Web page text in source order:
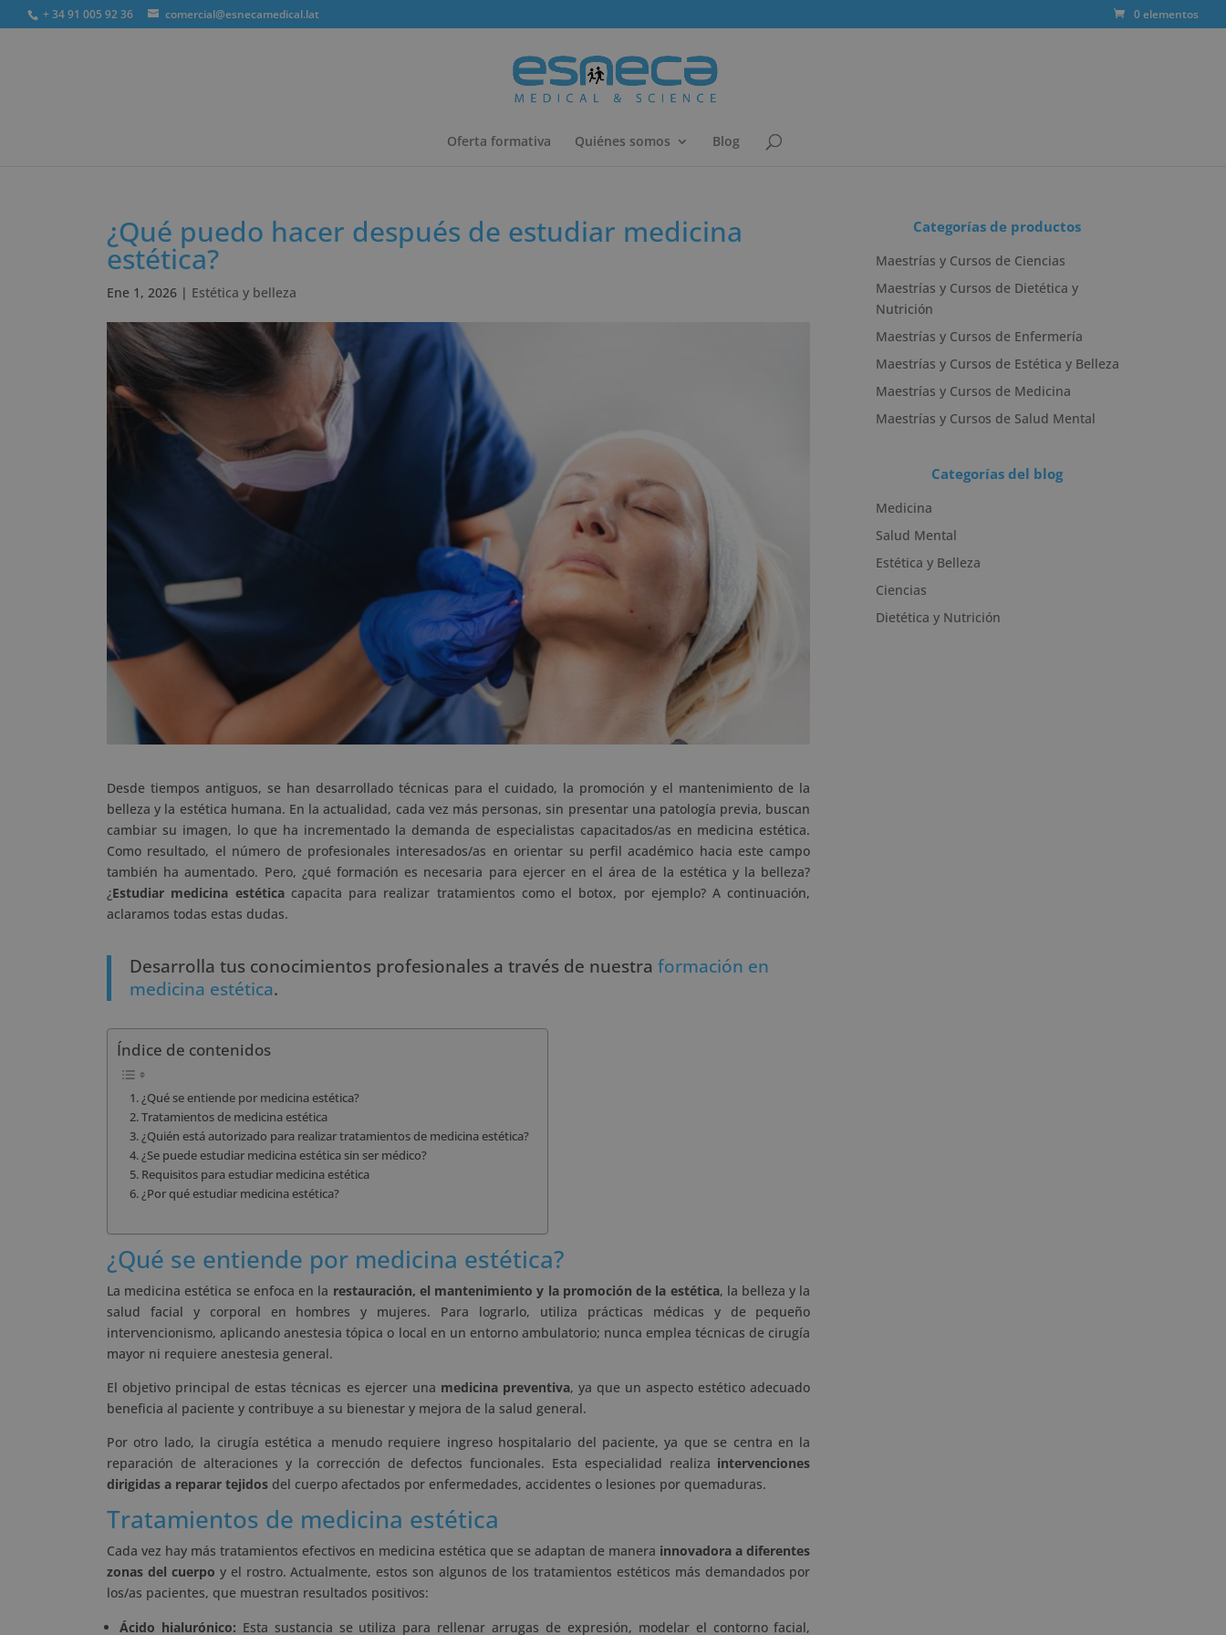
+ 34 91 005 92 36 comercial@esnecamedical.lat 0 elementos
Oferta formativa Quiénes somos Blog
Búsqueda
¿Qué puedo hacer después de estudiar medicina
estética?
Ene 1, 2026 | Estética y belleza
Desde tiempos antiguos, se han desarrollado técnicas para el cuidado, la promoción y el mantenimiento de la
belleza y la estética humana. En la actualidad, cada vez más personas, sin presentar una patología previa, buscan
cambiar su imagen, lo que ha incrementado la demanda de especialistas capacitados/as en medicina estética.
Como resultado, el número de profesionales interesados/as en orientar su perfil académico hacia este campo
también ha aumentado. Pero, ¿qué formación es necesaria para ejercer en el área de la estética y la belleza?
¿Estudiar medicina estéticacapacita para realizar tratamientos como el botox, por ejemplo? A continuación,
aclaramos todas estas dudas.
Desarrolla tus conocimientos profesionales a través de nuestra formación en
medicina estética.
Índice de contenidos
¿Qué se entiende por medicina estética?
Tratamientos de medicina estética
¿Quién está autorizado para realizar tratamientos de medicina estética?
¿Se puede estudiar medicina estética sin ser médico?
Requisitos para estudiar medicina estética
¿Por qué estudiar medicina estética?
¿Qué se entiende por medicina estética?
La medicina estética se enfoca en la restauración, el mantenimiento y la promoción de la estética, la belleza y la
salud facial y corporal en hombres y mujeres. Para lograrlo, utiliza prácticas médicas y de pequeño
intervencionismo, aplicando anestesia tópica o local en un entorno ambulatorio; nunca emplea técnicas de cirugía
mayor ni requiere anestesia general.
El objetivo principal de estas técnicas es ejercer una medicina preventiva, ya que un aspecto estético adecuado
beneficia al paciente y contribuye a su bienestar y mejora de la salud general.
Por otro lado, la cirugía estética a menudo requiere ingreso hospitalario del paciente, ya que se centra en la
reparación de alteraciones y la corrección de defectos funcionales. Esta especialidad realiza intervenciones
dirigidas a reparar tejidos del cuerpo afectados por enfermedades, accidentes o lesiones por quemaduras.
Tratamientos de medicina estética
Cada vez hay más tratamientos efectivos en medicina estética que se adaptan de manera innovadora a diferentes
zonas del cuerpo y el rostro. Actualmente, estos son algunos de los tratamientos estéticos más demandados por
los/as pacientes, que muestran resultados positivos:
Ácido hialurónico: Esta sustancia se utiliza para rellenar arrugas de expresión, modelar el contorno facial,
Categorías de productos
Maestrías y Cursos de Ciencias
Maestrías y Cursos de Dietética y
Nutrición
Maestrías y Cursos de Enfermería
Maestrías y Cursos de Estética y Belleza
Maestrías y Cursos de Medicina
Maestrías y Cursos de Salud Mental
Categorías del blog
Medicina
Salud Mental
Estética y Belleza
Ciencias
Dietética y Nutrición